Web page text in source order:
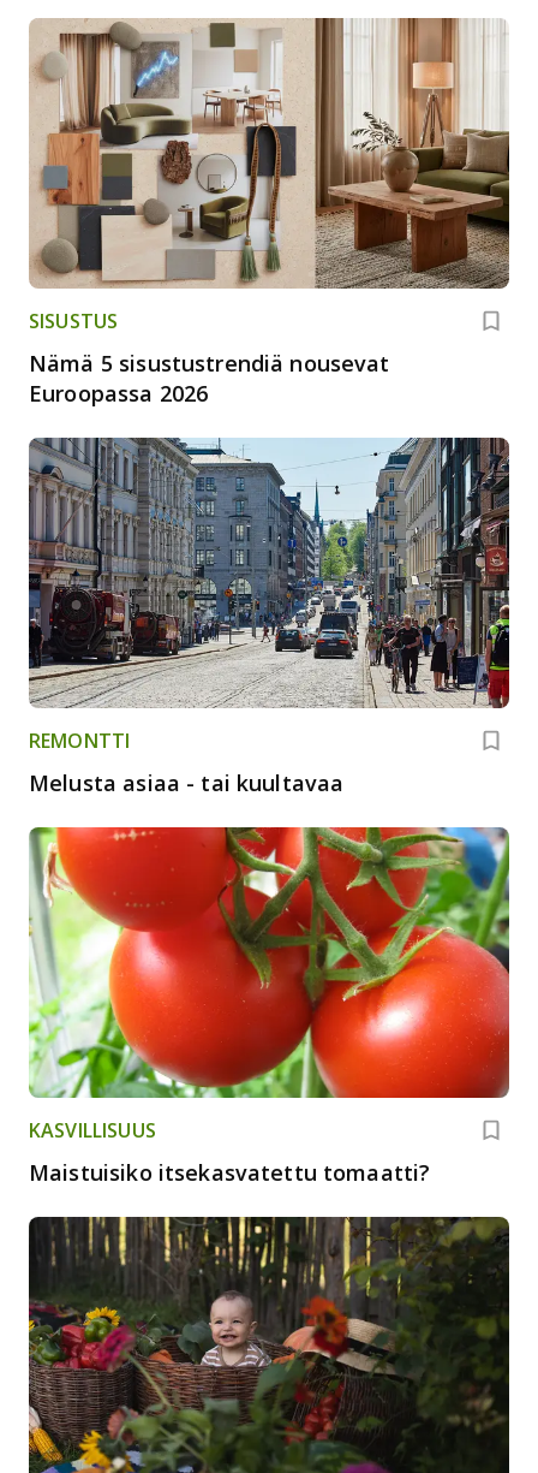
SISUSTUS
Nämä 5 sisustustrendiä nousevat
Euroopassa 2026
REMONTTI
Melusta asiaa - tai kuultavaa
KASVILLISUUS
Maistuisiko itsekasvatettu tomaatti?